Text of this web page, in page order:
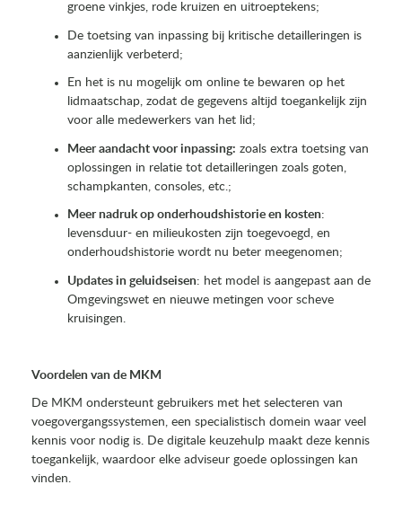
groene vinkjes, rode kruizen en uitroeptekens;
De toetsing van inpassing bij kritische detailleringen is
aanzienlijk verbeterd;
En het is nu mogelijk om online te bewaren op het
lidmaatschap, zodat de gegevens altijd toegankelijk zijn
voor alle medewerkers van het lid;
Meer aandacht voor inpassing: zoals extra toetsing van
oplossingen in relatie tot detailleringen zoals goten,
schampkanten, consoles, etc.;
Meer nadruk op onderhoudshistorie en kosten:
levensduur- en milieukosten zijn toegevoegd, en
onderhoudshistorie wordt nu beter meegenomen;
Updates in geluidseisen: het model is aangepast aan de
Omgevingswet en nieuwe metingen voor scheve
kruisingen.
Voordelen van de MKM
De MKM ondersteunt gebruikers met het selecteren van
voegovergangssystemen, een specialistisch domein waar veel
kennis voor nodig is. De digitale keuzehulp maakt deze kennis
toegankelijk, waardoor elke adviseur goede oplossingen kan
vinden.